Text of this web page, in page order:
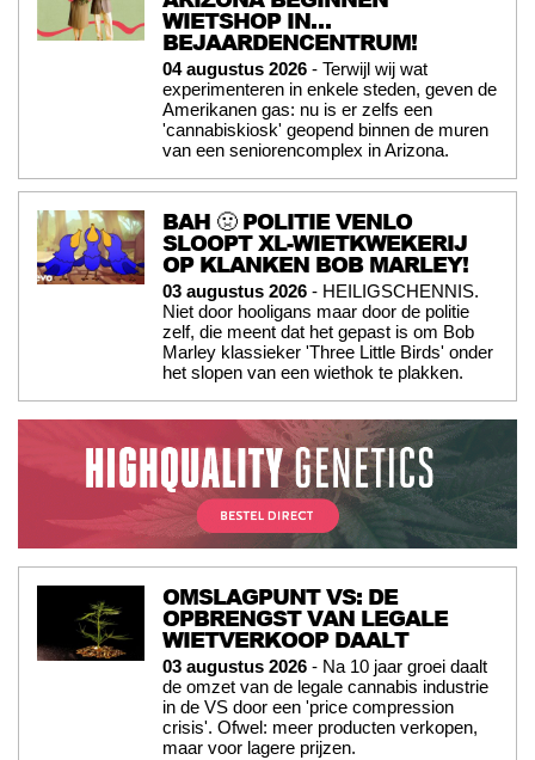
WIETSHOP IN…
BEJAARDENCENTRUM!
04 augustus 2026 - Terwijl wij wat
experimenteren in enkele steden, geven de
Amerikanen gas: nu is er zelfs een
'cannabiskiosk' geopend binnen de muren
van een seniorencomplex in Arizona.
BAH 🤢 POLITIE VENLO
SLOOPT XL-WIETKWEKERIJ
OP KLANKEN BOB MARLEY!
03 augustus 2026 - HEILIGSCHENNIS.
Niet door hooligans maar door de politie
zelf, die meent dat het gepast is om Bob
Marley klassieker 'Three Little Birds' onder
het slopen van een wiethok te plakken.
OMSLAGPUNT VS: DE
OPBRENGST VAN LEGALE
WIETVERKOOP DAALT
03 augustus 2026 - Na 10 jaar groei daalt
de omzet van de legale cannabis industrie
in de VS door een 'price compression
crisis'. Ofwel: meer producten verkopen,
maar voor lagere prijzen.